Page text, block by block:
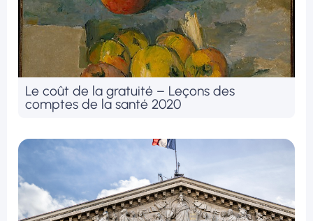
Le coût de la gratuité – Leçons des
comptes de la santé 2020